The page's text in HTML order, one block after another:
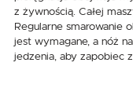
z żywnością. Całej
Regularne smarowanie
jest wymagane, a nóż
jedzenia, aby zapobiec